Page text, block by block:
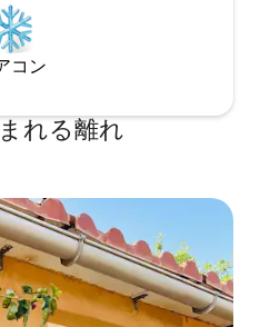
コン
れる離れ